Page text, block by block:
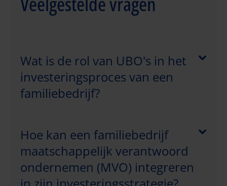
Wat is de rol van UBO's in het
investeringsproces van een
familiebedrijf?
Hoe kan een familiebedrijf
maatschappelijk verantwoord
ondernemen (MVO) integreren